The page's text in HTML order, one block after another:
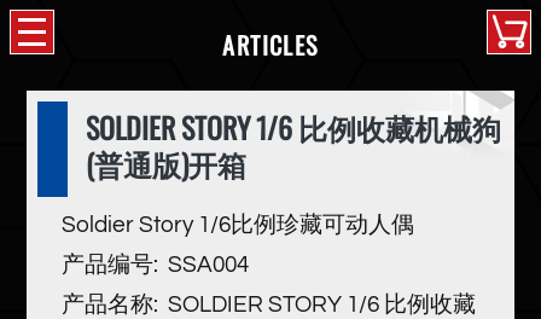
ARTICLES
SOLDIER STORY 1/6 比例收藏机械狗
(普通版)开箱
Soldier Story 1/6比例珍藏可动人偶
产品编号: SSA004
产品名称: SOLDIER STORY 1/6 比例收藏